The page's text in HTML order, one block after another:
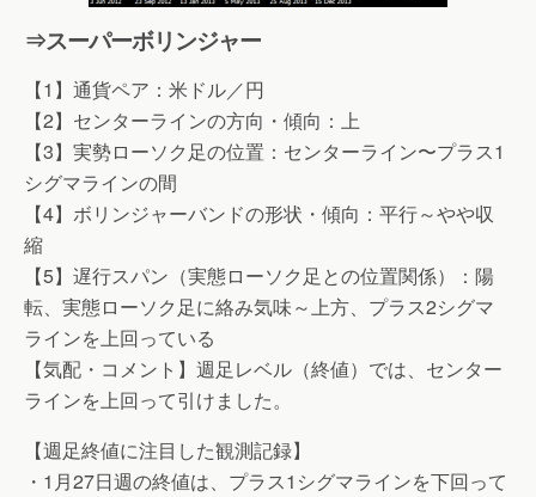
⇒スーパーボリンジャー
【1】通貨ペア：米ドル／円
【2】センターラインの方向・傾向：上
【3】実勢ローソク足の位置：センターライン〜プラス1
シグマラインの間
【4】ボリンジャーバンドの形状・傾向：平行～やや収
縮
【5】遅行スパン（実態ローソク足との位置関係）：陽
転、実態ローソク足に絡み気味～上方、プラス2シグマ
ラインを上回っている
【気配・コメント】週足レベル（終値）では、センター
ラインを上回って引けました。
【週足終値に注目した観測記録】
・1月27日週の終値は、プラス1シグマラインを下回って